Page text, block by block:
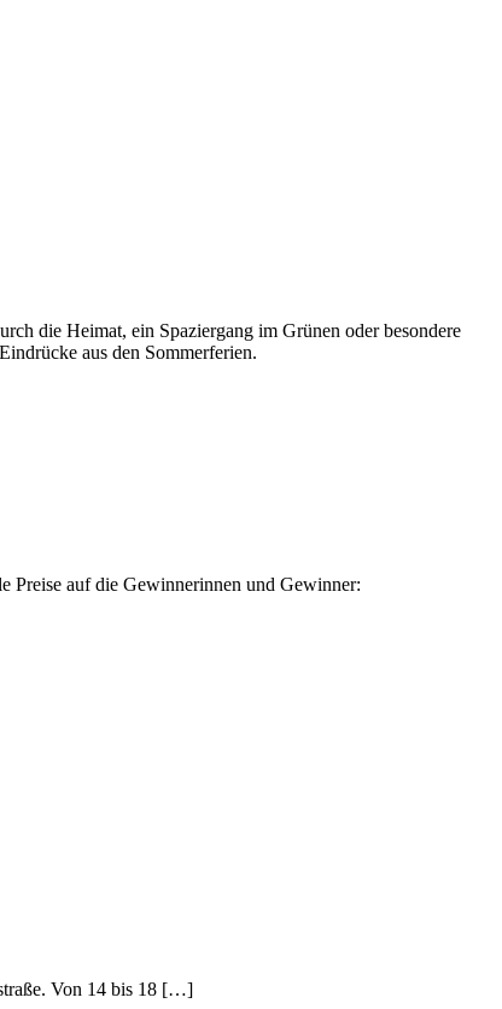
die Heimat, ein Spaziergang im Grünen oder besondere
aus den Sommerferien.
Preise auf die Gewinnerinnen und Gewinner:
Von 14 bis 18 […]